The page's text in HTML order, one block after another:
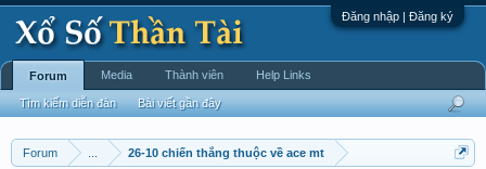
Đăng nhập | Đăng ký
Forum 26-10 chiến thắng thuộc về ace mt
Forum
Tìm kiếm diễn đàn Bài viết gần đây
Media Thành viên Help Links